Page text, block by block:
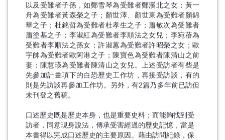
以及受難者子孫，如鄭雪琴為受難者鄭溪北之女；黃一
舟為受難者黃森榮之子；顏世澤、顏世東為受難者顏錦
華之子；杜銘哲為受難者杜孝生之子；蕭敏次為受難者
蕭塗基之子；李淑紅為受難者李順法之女兒；李宛蓓為
受難者李順法之孫女；許淑蕙為受難者許昭榮之女；歐
宇帥為受難者歐阿港之子；陳寶色為受難者陳清山之前
妻；陳慧瑛為受難者陳清山之女兒。上述受訪者有些是
先參加計畫項下的白恐歷史工作坊，再接受訪談，有的
則是先訪談再參加工作坊。另外，有2篇乃多年前已訪但
未刊登之舊稿。
口述歷史既是歷史本身，也是重要史料；而能夠找到受
訪者，同意現身說法，傳承受害經過的歷史記憶，當是
本書得以完成口述歷史的主要原因。藉由訪問紀錄，保